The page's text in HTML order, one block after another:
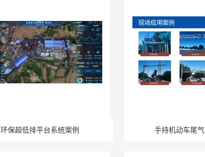
环保超低排平台系统案例 手持机动车尾